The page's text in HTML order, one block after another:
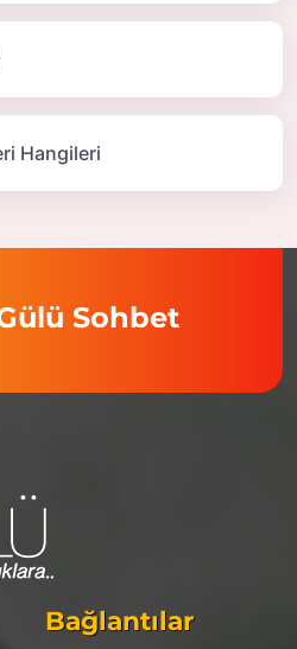
Hangileri
Sohbet
Bağlantılar